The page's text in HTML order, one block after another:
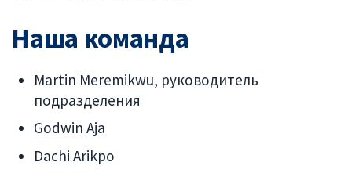
Наша команда
Martin Meremikwu, руководитель
подразделения
Godwin Aja
Dachi Arikpo